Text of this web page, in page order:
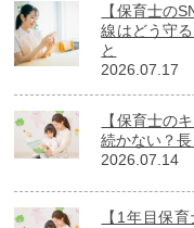
【保育士の
線はどう守
と
2026.07.17
【保育士の
続かない？
2026.07.14
【1年目保